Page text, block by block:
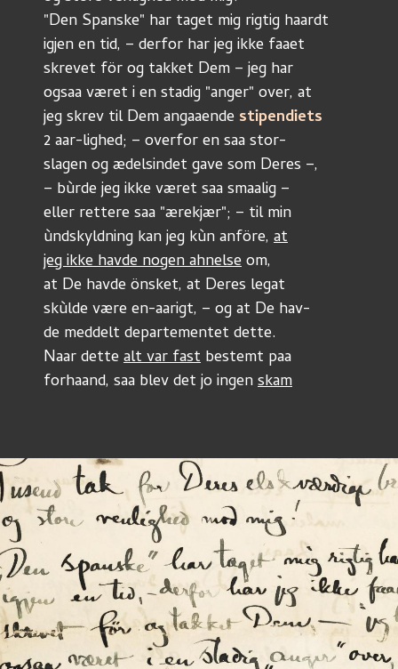
"Den Spanske" har taget mig rigtig haardt
igjen en tid, – derfor har jeg ikke faaet
skrevet för og takket Dem – jeg har
ogsaa været i en stadig "anger" over, at
jeg skrev til Dem angaaende stipendiets
2 aar-lighed; – overfor en saa stor-
slagen og ædelsindet gave som Deres –,
– bùrde jeg ikke været saa smaalig –
eller rettere saa "ærekjær"; – til min
ùndskyldning kan jeg kùn anföre, at
jeg ikke havde nogen ahnelse om,
at De havde önsket, at Deres legat
skùlde være en-aarigt, – og at De hav-
de meddelt departementet dette.
Naar dette alt var fast bestemt paa
forhaand, saa blev det jo ingen skam